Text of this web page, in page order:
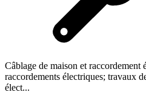
Câblage de maison et raccordement
raccordements électriques; travaux
élect...